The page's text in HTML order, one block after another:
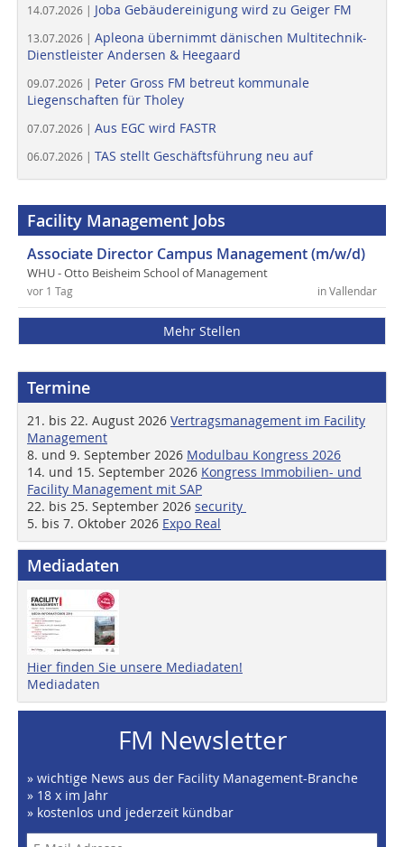
14.07.2026 | Joba Gebäudereinigung wird zu Geiger FM
13.07.2026 | Apleona übernimmt dänischen Multitechnik-
Dienstleister Andersen & Heegaard
09.07.2026 | Peter Gross FM betreut kommunale
Liegenschaften für Tholey
07.07.2026 | Aus EGC wird FASTR
06.07.2026 | TAS stellt Geschäftsführung neu auf
Facility Management Jobs
Associate Director Campus Management (m/w/d)
WHU - Otto Beisheim School of Management
in Vallendar
vor 1 Tag
Mehr Stellen
Termine
21. bis 22. August 2026 Vertragsmanagement im Facility
Management
8. und 9. September 2026 Modulbau Kongress 2026
14. und 15. September 2026 Kongress Immobilien- und
Facility Management mit SAP
22. bis 25. September 2026 security
5. bis 7. Oktober 2026 Expo Real
Mediadaten
Hier finden Sie unsere Mediadaten!
Mediadaten
FM Newsletter
» wichtige News aus der Facility Management-Branche
» 18 x im Jahr
» kostenlos und jederzeit kündbar